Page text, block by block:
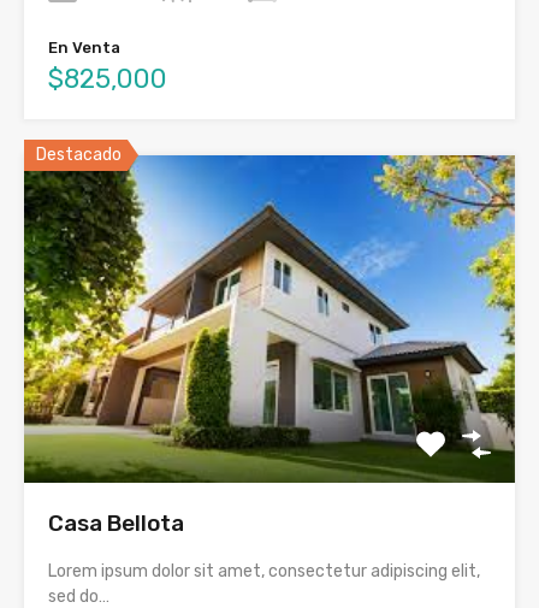
En Venta
$825,000
Destacado
Casa Bellota
Lorem ipsum dolor sit amet, consectetur adipiscing elit,
sed do…